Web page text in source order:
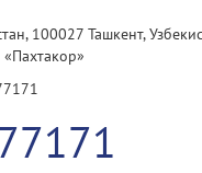
100027 Ташкент,